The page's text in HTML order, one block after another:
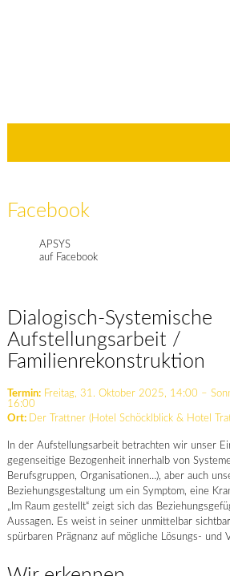
Facebook
APSYS
auf Facebook
Dialogisch-Systemische
Aufstellungsarbeit /
Familienrekonstruktion
Termin:Freitag, 31. Oktober 2025, 14:00 –
16:00
Ort: Der Trattner (Hotel Schöcklblick & Hotel
In der Aufstellungsarbeit betrachten wir unser
gegenseitige Bezogenheit innerhalb von
Berufsgruppen, Organisationen…), aber auch
Beziehungsgestaltung um ein Symptom, eine
„Im Raum gestellt“ zeigt sich das
Aussagen. Es weist in seiner unmittelbar
spürbaren Prägnanz auf mögliche Lösungs- und